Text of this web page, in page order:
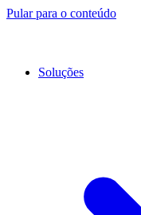
Pular para o conteúdo
Soluções